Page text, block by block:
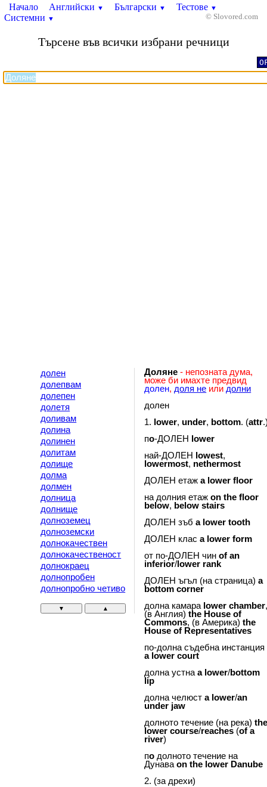
Начало Английски ▼ Български ▼ Тестове ▼
Системни ▼ © Slovored.com
Търсене във всички избрани речници
долен
долепвам
долепен
долетя
доливам
долина
долинен
долитам
долище
долма
долмен
долница
долнище
долноземец
долноземски
долнокачествен
долнокачественост
долнокраец
долнопробен
долнопробно четиво
▼ ▲
Доляне - непозната дума,
може би имахте предвид
долен,доля не илидолни
долен
1. lower, under, bottom. (attr
пo-ДОЛЕН
lower
най-ДОЛЕН
lowest,
lowermost, nethermost
ДОЛЕН етажa lower floor
на долния етажon the floor
below, below stairs
ДОЛЕН зъбa lower tooth
ДОЛЕН класa lower form
от по-ДОЛЕН чинof an
inferior/ lower rank
ДОЛЕН ъгъл (на страница)a
bottom corner
долна камара lower chamber
(в Англия)the House of
Commons, (в Америка)the
House of Representatives
по-долна съдебна инстанция
a lower court
долна устнаa lower/bottom
lip
долна челюстa lower/an
under jaw
долното течение (на река)
lower course/reaches (of a
river)
пo долното течение на
Дунаваon the lower Danube
2. (за дрехи)